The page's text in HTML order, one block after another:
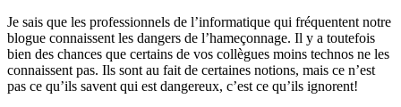
Je sais que les professionnels de l’informatique qui fréquentent notre
blogue connaissent les dangers de l’hameçonnage. Il y a toutefois
bien des chances que certains de vos collègues moins technos ne les
connaissent pas. Ils sont au fait de certaines notions, mais ce n’est
pas ce qu’ils savent qui est dangereux, c’est ce qu’ils ignorent!